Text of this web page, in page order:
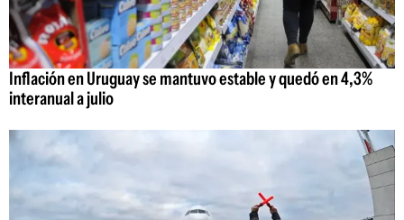
Inflación en Uruguay se mantuvo estable y quedó en 4,3%
interanual a julio